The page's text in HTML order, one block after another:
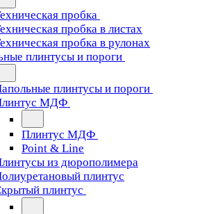
пробка
пробка в листах
пробка в рулонах
плинтусы и пороги
плинтусы и пороги
МДФ
Плинтус МДФ
Point & Line
из дюрополимера
плинтус
плинтус